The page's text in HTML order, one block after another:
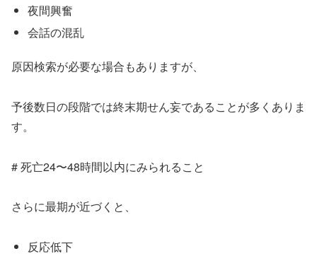
夜間興奮
会話の混乱
原因検索が必要な場合もありますが、
予後数日の段階では終末期せん妄であることが多くありま
す。
# 死亡24〜48時間以内にみられること
さらに最期が近づくと、
反応低下